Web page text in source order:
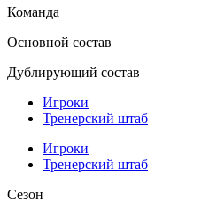
Команда
Основной состав
Дублирующий состав
Игроки
Тренерский штаб
Игроки
Тренерский штаб
Сезон